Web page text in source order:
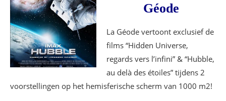
Géode
La Géode vertoont exclusief de
films “Hidden Universe,
regards vers l’infini” & “Hubble,
au delà des étoiles” tijdens 2
voorstellingen op het hemisferische scherm van 1000 m2!